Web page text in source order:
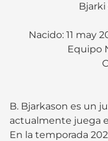
Nacido: 11 may
Equipo
B. Bjarkason es un
actualmente juega
En la temporada